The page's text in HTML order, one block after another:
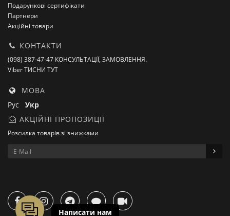
Подарункові сертифікати
Партнери
Акційні товари
КОНТАКТИ
(098) 387-47-47 КОНСУЛЬТАЦІЇ, ЗАМОВЛЕННЯ.
Viber ТИСНИ ТУТ
МОВА
Рус Укр
АКЦІЙНІ ПРОПОЗИЦІЇ
Розсилка товарів зі знижками